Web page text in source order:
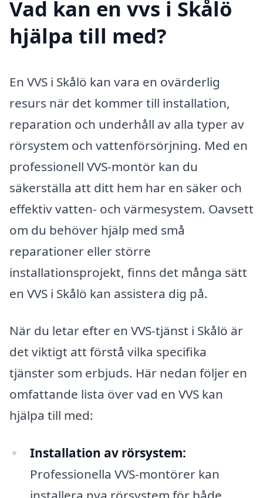
Vad kan en vvs i Skålö
hjälpa till med?
En VVS i Skålö kan vara en ovärderlig
resurs när det kommer till installation,
reparation och underhåll av alla typer av
rörsystem och vattenförsörjning. Med en
professionell VVS-montör kan du
säkerställa att ditt hem har en säker och
effektiv vatten- och värmesystem. Oavsett
om du behöver hjälp med små
reparationer eller större
installationsprojekt, finns det många sätt
en VVS i Skålö kan assistera dig på.
När du letar efter en VVS-tjänst i Skålö är
det viktigt att förstå vilka specifika
tjänster som erbjuds. Här nedan följer en
omfattande lista över vad en VVS kan
hjälpa till med:
Installation av rörsystem:
Professionella VVS-montörer kan